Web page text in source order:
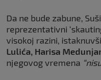
Da ne bude zabune,
reprezentativni
visokoj razini,
Lulića, Harisa
njegovog vremena